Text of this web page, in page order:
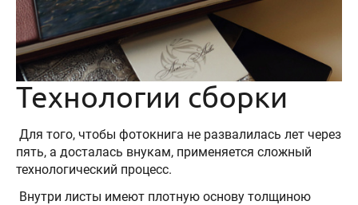
Технологии сборки
Для того, чтобы фотокнига не развалилась лет через
пять, а досталась внукам, применяется сложный
технологический процесс.
Внутри листы имеют плотную основу толщиною